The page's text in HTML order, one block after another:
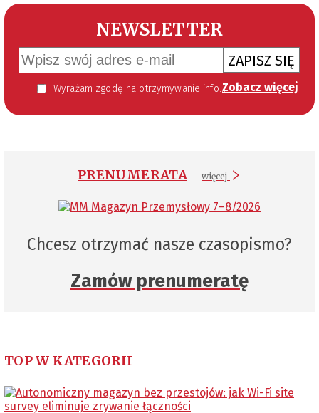
NEWSLETTER
ZAPISZ SIĘ
Wyrażam zgodę na otrzymywanie informacji handlowej kierowanej do mnie za pomocą środków komunikacji elektronicznej w szczególności poczty elektronicznej zgodnie z przepisem art. 10 ust 2 ustawy z dnia 18 lipca 2002 roku o świadczeniu usług drogą elektroniczną (Dz. U. 144 z 2002 r. poz. 1204). Zgoda jest dobrowolna, jednak jej wyrażenie jest konieczne, aby otrzymywać newsletter. Zobacz więcej
PRENUMERATA więcej
Chcesz otrzymać nasze czasopismo?
Zamów prenumeratę
TOP W KATEGORII